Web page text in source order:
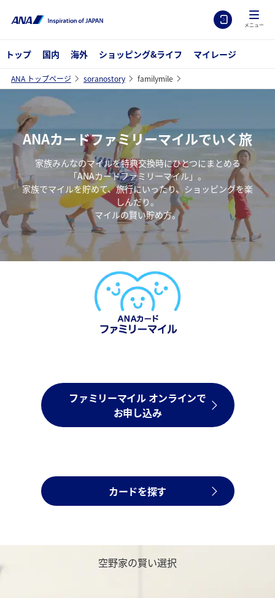
メニュー
トップ 国内 海外 ショッピング&ライフ マイレージ
ANA トップページ soranostory familymile
ANAカードファミリーマイルでいく旅
家族みんなのマイルを特典交換時にひとつにまとめる
「ANAカードファミリーマイル」。
家族でマイルを貯めて、旅行にいったり、ショッピングを楽
しんだり。
マイルの賢い貯め方。
ファミリーマイル オンラインで
お申し込み
カードを探す
空野家の賢い選択